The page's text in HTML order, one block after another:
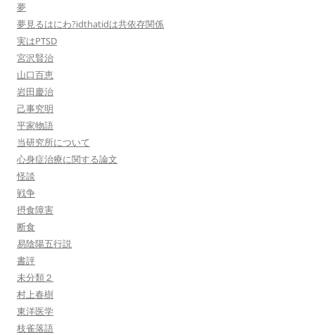
夢
夢見るはにわ?idthatidは共依存関係
実はPTSD
宮沢賢治
山口百恵
岩田慶治
己事究明
平家物語
当研究所について
心身症治療に関する論文
怪談
戦争
摂食障害
断食
易陰陽五行説
書評
未分類２
村上春樹
東洋医学
枝雀落語